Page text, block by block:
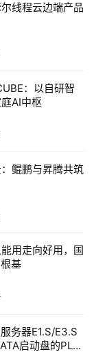
线程云边端产品
：以自研智
AI中枢
鲲鹏与昇腾共筑
用走向好用，国
基
务器E1.S/E3.S
启动盘的PLP